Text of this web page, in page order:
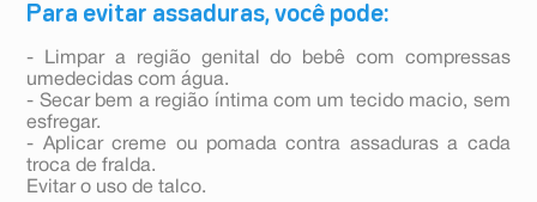
Para evitar assaduras, você pode:
- Limpar a região genital do bebê com compressas
umedecidas com água.
- Secar bem a região íntima com um tecido macio, sem
esfregar.
- Aplicar creme ou pomada contra assaduras a cada
troca de fralda.
Evitar o uso de talco.